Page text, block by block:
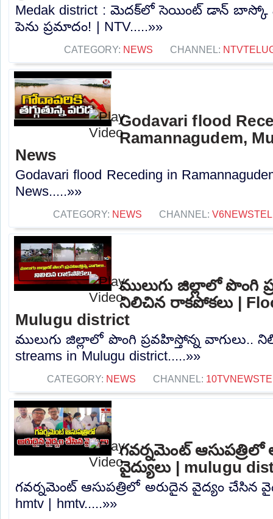
Medak district : మెదక్‌లో సెయింట్ డాన్ బాస్కో
పెను ప్రమాదం! | NTV.....»»
CATEGORY: NEWS CHANNEL:
Godavari flood
Ramannagudem,
News
Godavari flood Receding in
News.....»»
CATEGORY: NEWS CHANNEL:
ములుగు జిల్లాలో పొంగి
నిలిచిన రాకపోకలు |
Mulugu district
ములుగు జిల్లాలో పొంగి ప్రవహిస్తోన్న వాగులు..
streams in Mulugu district.....»»
CATEGORY: NEWS CHANNEL:
గవర్నమెంట్ ఆసుపత్రిలో
వైద్యులు | mulugu
గవర్నమెంట్ ఆసుపత్రిలో అరుదైన వైద్యం చేసిన
hmtv | hmtv.....»»